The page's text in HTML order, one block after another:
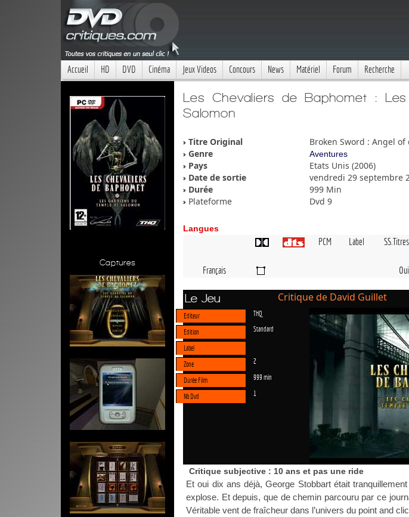
Accueil HD DVD Cinéma Jeux Videos Concours News Matériel Forum Recherche
Captures
Les Chevaliers de Baphomet :
Salomon
Titre Original
Broken Sword : Angel of
Genre
Aventures
Pays
Etats Unis (2006)
Date de sortie
vendredi 29 septembre
Durée
999 Min
Plateforme
Dvd 9
Langues
PCM Label
Français
Oui
Le Jeu Critique de David Guillet
Editeur THQ
Edition Standard
Label
Zone
2
Durée Film 999 min
Nb Dvd 1
Critique subjective : 10 ans et pas une ride
Et oui dix ans déjà, George Stobbart était
explose. Et depuis, que de chemin parcouru par ce
Véritable vent de fraîcheur dans l’univers du point and